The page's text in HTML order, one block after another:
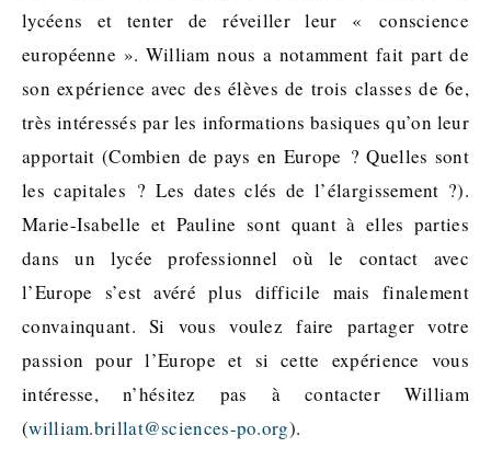
lycéens et tenter de réveiller leur « conscience
européenne ». William nous a notamment fait part de
son expérience avec des élèves de trois classes de 6e,
très intéressés par les informations basiques qu’on leur
apportait (Combien de pays en Europe ? Quelles sont
les capitales ? Les dates clés de l’élargissement ?).
Marie-Isabelle et Pauline sont quant à elles parties
dans un lycée professionnel où le contact avec
l’Europe s’est avéré plus difficile mais finalement
convainquant. Si vous voulez faire partager votre
passion pour l’Europe et si cette expérience vous
intéresse, n’hésitez pas à contacter William
(william.brillat@sciences-po.org).